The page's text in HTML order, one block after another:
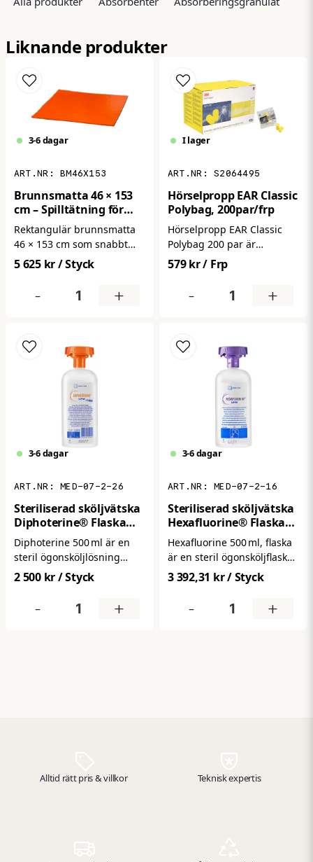
Tack vare dess mobilitet och rymliga behållare har
användas när spill uppstår och minimera stillestånd
i verksamheten."
email
Mejladress
Liknande produkter
3-6 dagar
BM46X153
Brunnsmatta 46 × 153
cm – Spilltätning för
Rännor & Avlånga
Brunnar (Orange)
Rektangulär brunnsmatta
46 × 153 cm som snabbt
tätar rännor och avlånga
golvbrunnar vid spill.
Perfekt där standardformat
inte ger tillräcklig täckning.
5 625 kr/ Styck
- +
I lager
S2064495
Hörselpropp EAR Classic
Polybag, 200par/frp
Hörselpropp EAR Classic
Polybag 200 par är
klassiska
engångs‑hörselproppar i
mjukt energiabsorberande
skum som snabbt
bullerdämpning. Perfekt för
arbetsplatser eller
aktiviteter där hög ljudnivå
förekommer.
579 kr/ Frp
- +
3-6 dagar
MED-07-2-26
Steriliserad sköljvätska
Diphoterine® Flaska
500ml
Diphoterine 500 ml är en
steril ögonsköljlösning
framtagen för att snabbt
neutralisera och skölja bort
aggressiva kemikalier från
ögonen eller huden vid
2 500 kr/ Styck
- +
3-6 dagar
MED-07-2-16
Steriliserad sköljvätska
Hexafluorine® Flaska
500ml
Hexafluorine 500 ml, flaska
är en steril ögonsköljflaska
med 500 ml lösning,
speciellt framtagen för att
snabbt skölja bort kemiska
stänk i ögat. Den är klar att
3 392,31 kr/ Styck
- +
Alltid rätt pris & villkor Teknisk expertis